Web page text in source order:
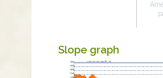
Slope graph